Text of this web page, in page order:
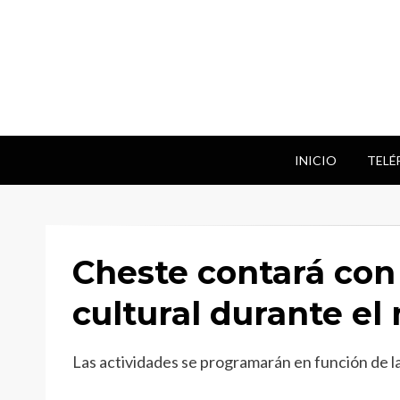
INICIO
Cheste contará
cultural durante el
Las actividades se programarán en función de